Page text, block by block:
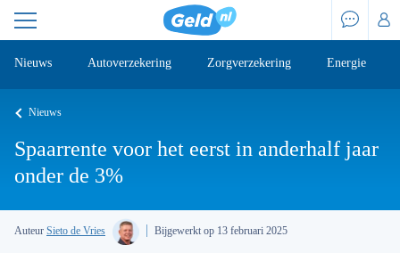
Nieuws Autoverzekering Zorgverzekering Energie
Nieuws
Spaarrente voor het eerst in anderhalf jaar
onder de 3%
Auteur Sieto de Vries Bijgewerkt op 13 februari 2025